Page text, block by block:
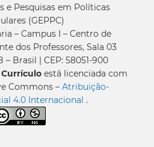
e Pesquisas em Políticas
(GEPPC)
– Campus I – Centro de
dos Professores, Sala 03
– Brasil | CEP: 58051-900
Currículo está licenciada com
Commons – Atribuição-
4.0 Internacional .